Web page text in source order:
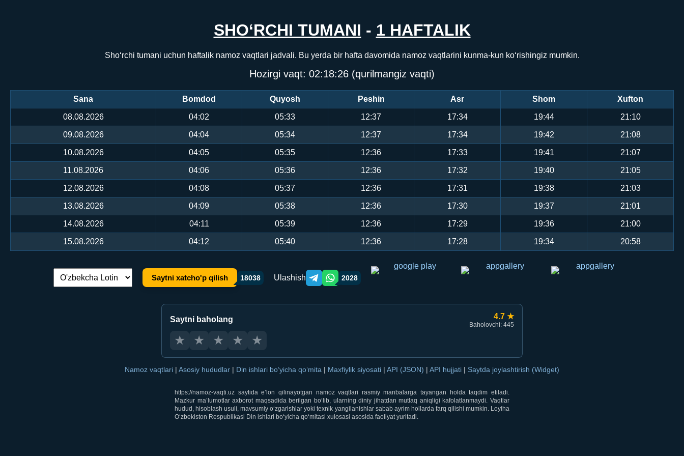
SHO‘RCHI TUMANI - 1 HAFTALIK
Sho‘rchi tumani uchun haftalik namoz vaqtlari jadvali. Bu yerda bir hafta davomida namoz vaqtlarini kunma-kun ko‘rishingiz mumkin.
Hozirgi vaqt: 02:18:26 (qurilmangiz vaqti)
Sana Bomdod Quyosh Peshin Asr Shom Xufton
08.08.2026 04:02 05:33 12:37 17:34 19:44 21:10
09.08.2026 04:04 05:34 12:37 17:34 19:42 21:08
10.08.2026 04:05 05:35 12:36 17:33 19:41 21:07
11.08.2026 04:06 05:36 12:36 17:32 19:40 21:05
12.08.2026 04:08 05:37 12:36 17:31 19:38 21:03
13.08.2026 04:09 05:38 12:36 17:30 19:37 21:01
14.08.2026 04:11 05:39 12:36 17:29 19:36 21:00
15.08.2026 04:12 05:40 12:36 17:28 19:34 20:58
Tilni almashtirish: Saytni xatcho'p qilish 18038 Ulashish Telegram orqali ulashish
WhatsApp orqali ulashish
2028
Saytni baholang 4.7 ★
Baholovchi: 445
★ ★ ★ ★ ★
Namoz vaqtlari | Asosiy hududlar | Din ishlari bo‘yicha qo‘mita | Maxfiylik siyosati | API (JSON) | API hujjati | Saytda joylashtirish (Widget)
https://namoz-vaqti.uz saytida e’lon qilinayotgan namoz vaqtlari rasmiy manbalarga tayangan holda taqdim etiladi.
Mazkur ma’lumotlar axborot maqsadida berilgan bo‘lib, ularning diniy jihatdan mutlaq aniqligi kafolatlanmaydi. Vaqtlar
hudud, hisoblash usuli, mavsumiy o‘zgarishlar yoki texnik yangilanishlar sabab ayrim hollarda farq qilishi mumkin. Loyiha
O‘zbekiston Respublikasi Din ishlari bo‘yicha qo‘mitasi xulosasi asosida faoliyat yuritadi.